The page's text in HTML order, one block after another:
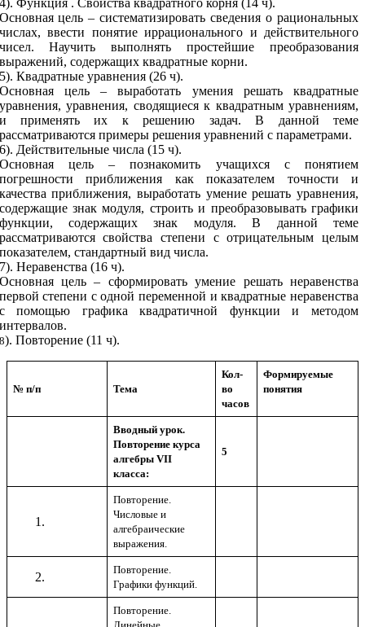
цель – систематизировать сведения о рациональных
ввести понятие иррационального и действительного
Научить выполнять простейшие преобразования
содержащих квадратные корни.
Квадратные уравнения (26 ч).
цель – выработать умения решать квадратные
уравнения, сводящиеся к квадратным уравнениям,
применять их к решению задач. В данной теме
примеры решения уравнений с параметрами.
Действительные числа (15 ч).
цель – познакомить учащихся с понятием
приближения как показателем точности и
приближения, выработать умение решать уравнения,
знак модуля, строить и преобразовывать графики
содержащих знак модуля. В данной теме
свойства степени с отрицательным целым
стандартный вид числа.
Неравенства (16 ч).
цель – сформировать умение решать неравенства
степени с одной переменной и квадратные неравенства
помощью графика квадратичной функции и методом
). Повторение (11 ч).
№ п/п Тема
Кол-
во
часов
Формируемые
понятия
Вводный урок.
Повторение курса
алгебры VII
класса:
5
Повторение.
Числовые и
алгебраические
выражения.
Повторение.
Графики функций.
Повторение.